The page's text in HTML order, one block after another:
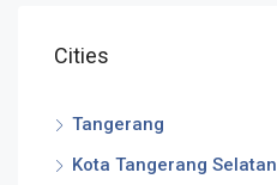
Cities
Tangerang
Kota Tangerang Selatan